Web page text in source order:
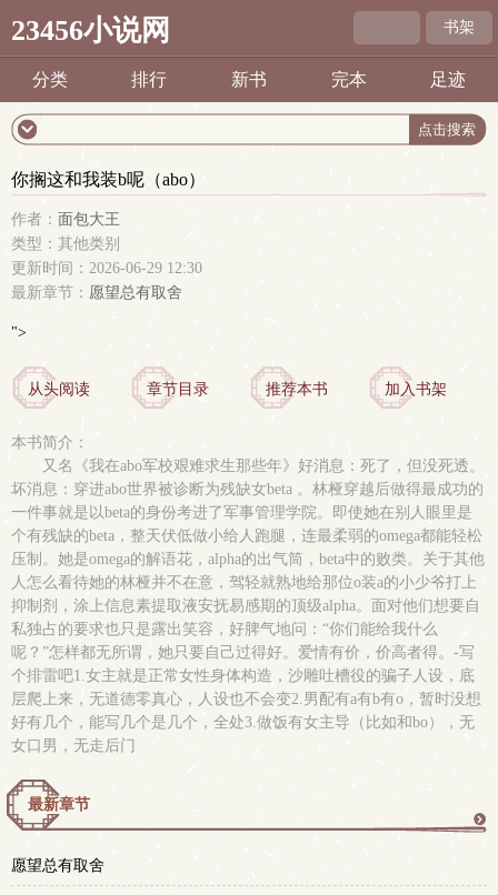
23456小说网 书架
分类 排行 新书 完本 足迹
你搁这和我装b呢（abo）
作者： 面包大王
类型：其他类别
更新时间：2026-06-29 12:30
最新章节： 愿望总有取舍
">
从头阅读 章节目录 推荐本书 加入书架
本书简介：
又名《我在abo军校艰难求生那些年》好消息：死了，但没死透。
坏消息：穿进abo世界被诊断为残缺女beta 。林桠穿越后做得最成功的
一件事就是以beta的身份考进了军事管理学院。即使她在别人眼里是
个有残缺的beta，整天伏低做小给人跑腿，连最柔弱的omega都能轻松
压制。她是omega的解语花，alpha的出气筒，beta中的败类。关于其他
人怎么看待她的林桠并不在意，驾轻就熟地给那位o装a的小少爷打上
抑制剂，涂上信息素提取液安抚易感期的顶级alpha。面对他们想要自
私独占的要求也只是露出笑容，好脾气地问：“你们能给我什么
呢？”怎样都无所谓，她只要自己过得好。爱情有价，价高者得。-写
个排雷吧1.女主就是正常女性身体构造，沙雕吐槽役的骗子人设，底
层爬上来，无道德零真心，人设也不会变2.男配有a有b有o，暂时没想
好有几个，能写几个是几个，全处3.做饭有女主导（比如和bo），无
女口男，无走后门
最新章节
愿望总有取舍